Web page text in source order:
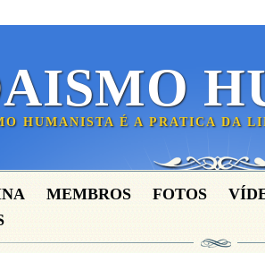
HUMANISTA É A PRATICA DA
MEMBROS FOTOS